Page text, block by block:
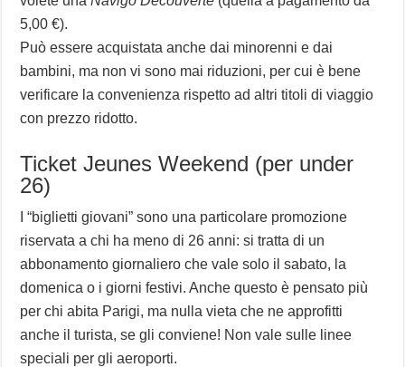
5,00 €).
Può essere acquistata anche dai minorenni e dai
bambini, ma non vi sono mai riduzioni, per cui è bene
verificare la convenienza rispetto ad altri titoli di viaggio
con prezzo ridotto.
Ticket Jeunes Weekend (per under
26)
I “biglietti giovani” sono una particolare promozione
riservata a chi ha meno di 26 anni: si tratta di un
abbonamento giornaliero che vale solo il sabato, la
domenica o i giorni festivi. Anche questo è pensato più
per chi abita Parigi, ma nulla vieta che ne approfitti
anche il turista, se gli conviene! Non vale sulle linee
speciali per gli aeroporti.